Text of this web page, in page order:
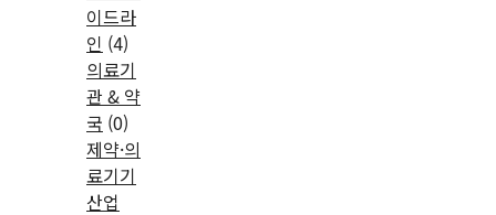
이드라
인 (4)
의료기
관 & 약
국 (0)
제약·의
료기기
산업